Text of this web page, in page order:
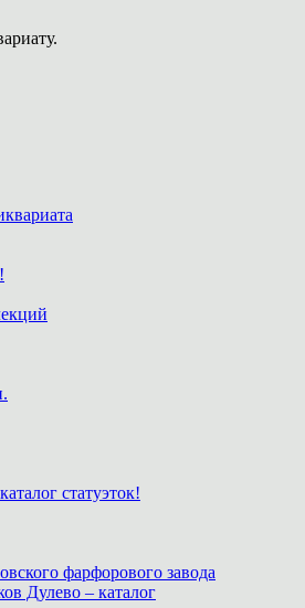
статуэток!
фарфорового завода
Дулево – каталог